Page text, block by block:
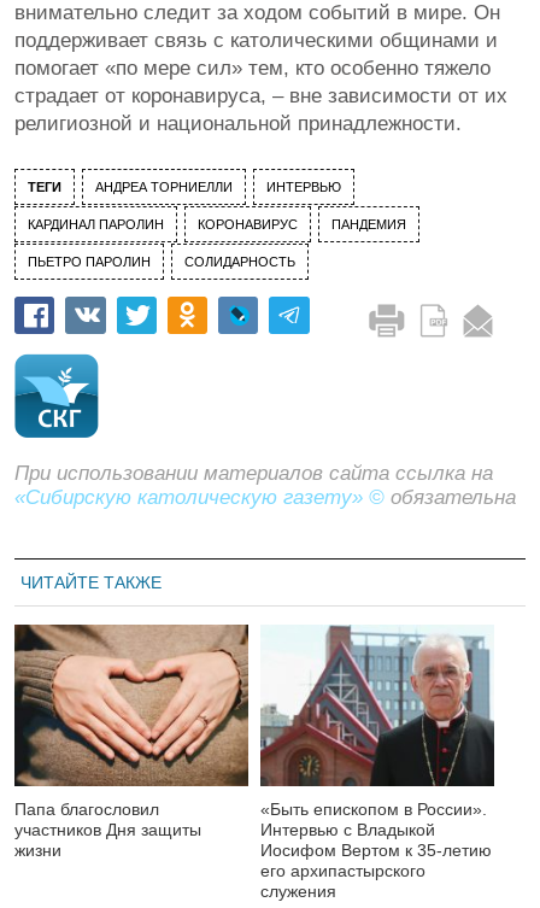
внимательно следит за ходом событий в мире. Он
поддерживает связь с католическими общинами и
помогает «по мере сил» тем, кто особенно тяжело
страдает от коронавируса, – вне зависимости от их
религиозной и национальной принадлежности.
ТЕГИ АНДРЕА ТОРНИЕЛЛИ ИНТЕРВЬЮ
КАРДИНАЛ ПАРОЛИН КОРОНАВИРУС ПАНДЕМИЯ
ПЬЕТРО ПАРОЛИН СОЛИДАРНОСТЬ
При использовании материалов сайта ссылка на
«Сибирскую католическую газету» © обязательна
ЧИТАЙТЕ ТАКЖЕ
Папа благословил
участников Дня защиты
жизни
«Быть епископом в России».
Интервью с Владыкой
Иосифом Вертом к 35-летию
его архипастырского
служения